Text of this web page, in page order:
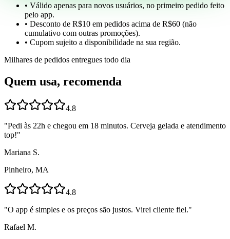
• Válido apenas para novos usuários, no primeiro pedido feito
pelo app.
• Desconto de R$10 em pedidos acima de R$60 (não
cumulativo com outras promoções).
• Cupom sujeito a disponibilidade na sua região.
Milhares de pedidos entregues todo dia
Quem usa, recomenda
4.8
"Pedi às 22h e chegou em 18 minutos. Cerveja gelada e atendimento
top!"
Mariana S.
Pinheiro, MA
4.8
"O app é simples e os preços são justos. Virei cliente fiel."
Rafael M.